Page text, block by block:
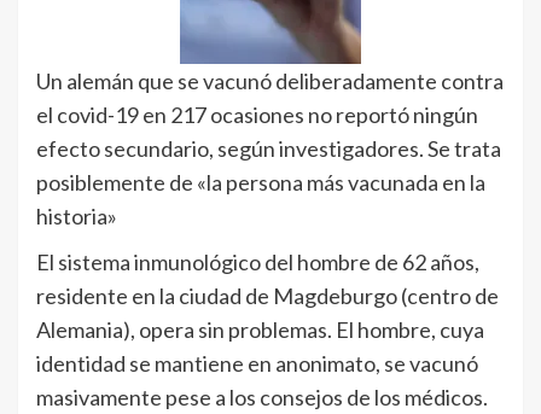
Un alemán que se vacunó deliberadamente contra
el covid-19 en 217 ocasiones no reportó ningún
efecto secundario, según investigadores. Se trata
posiblemente de «la persona más vacunada en la
historia»
El sistema inmunológico del hombre de 62 años,
residente en la ciudad de Magdeburgo (centro de
Alemania), opera sin problemas. El hombre, cuya
identidad se mantiene en anonimato, se vacunó
masivamente pese a los consejos de los médicos.